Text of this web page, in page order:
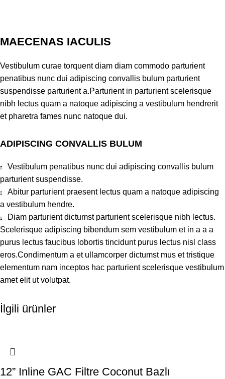
MAECENAS IACULIS
Vestibulum curae torquent diam diam commodo parturient
penatibus nunc dui adipiscing convallis bulum parturient
suspendisse parturient a.Parturient in parturient scelerisque
nibh lectus quam a natoque adipiscing a vestibulum hendrerit
et pharetra fames nunc natoque dui.
ADIPISCING CONVALLIS BULUM
Vestibulum penatibus nunc dui adipiscing convallis bulum
parturient suspendisse.
Abitur parturient praesent lectus quam a natoque adipiscing
a vestibulum hendre.
Diam parturient dictumst parturient scelerisque nibh lectus.
Scelerisque adipiscing bibendum sem vestibulum et in a a a
purus lectus faucibus lobortis tincidunt purus lectus nisl class
eros.Condimentum a et ullamcorper dictumst mus et tristique
elementum nam inceptos hac parturient scelerisque vestibulum
amet elit ut volutpat.
İlgili ürünler
12” Inline GAC Filtre Coconut Bazlı